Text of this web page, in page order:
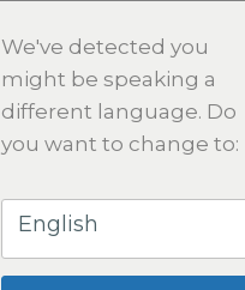
We've detected you
might be speaking a
different language. Do
you want to change to:
English